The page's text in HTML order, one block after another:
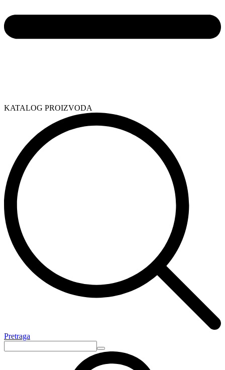
KATALOG PROIZVODA
Pretraga